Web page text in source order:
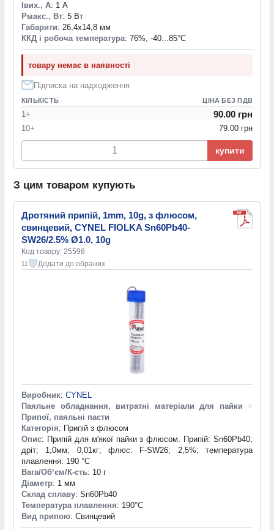
Iвих., А: 1 А
Pмакс., Вт: 5 Вт
Габарити: 26,4x14,8 мм
ККД і робоча температура: 76%, -40...85°С
товару немає в наявності
Підписка на надходження
КІЛЬКІСТЬ ЦІНА БЕЗ ПДВ
1+ 90.00 грн
10+ 79.00 грн
купити
З цим товаром купують
Дротяний припій, 1mm, 10g, з флюсом,
свинцевий, CYNEL FIOLKA Sn60Pb40-
SW26/2.5% Ø1.0, 10g
Код товару: 25598
11 Додати до обраних
Виробник: CYNEL
Паяльне обладнання, витратні матеріали для пайки
>
Припої, паяльні пасти
Категорія: Припій з флюсом
Опис: Припій для м'якої пайки з флюсом. Припій: Sn60Pb40;
дріт; 1,0мм; 0,01кг; флюс: F-SW26; 2,5%; температура
плавлення: 190 °С
Вага/Обʼєм/К-сть: 10 г
Діаметр: 1 мм
Склад сплаву: Sn60Pb40
Температура плавлення: 190°С
Вид припою: Свинцевий